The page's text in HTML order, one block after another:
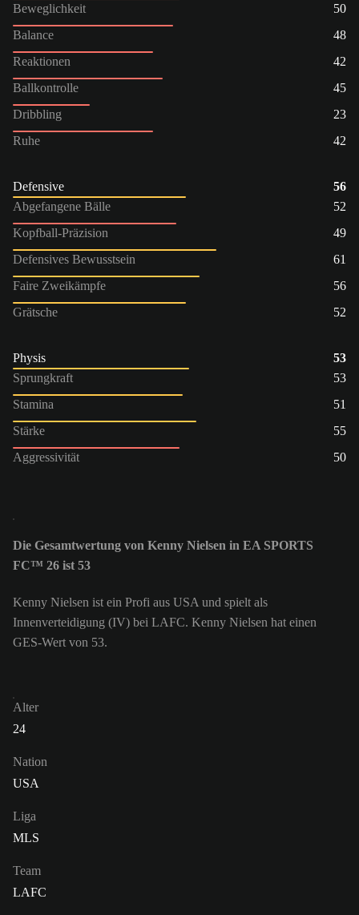
Beweglichkeit
50
Balance
48
Reaktionen
42
Ballkontrolle
45
Dribbling
23
Ruhe
42
Defensive
56
Abgefangene Bälle
52
Kopfball-Präzision
49
Defensives Bewusstsein
61
Faire Zweikämpfe
56
Grätsche
52
Physis
53
Sprungkraft
53
Stamina
51
Stärke
55
Aggressivität
50
Die Gesamtwertung von Kenny Nielsen in EA SPORTS
FC™ 26 ist 53
Kenny Nielsen ist ein Profi aus USA und spielt als
Innenverteidigung (IV) bei LAFC. Kenny Nielsen hat einen
GES-Wert von 53.
Alter
24
Nation
USA
Liga
MLS
Team
LAFC